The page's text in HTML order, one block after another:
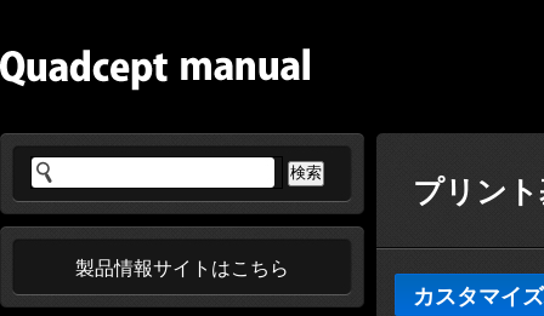
製品情報サイトはこちら
プリン
カスタマイ